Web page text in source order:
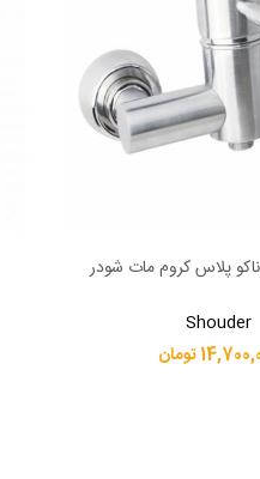
پلاس کروم مات شودر
Shouder
تومان